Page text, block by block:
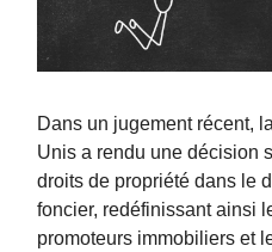
Dans un jugement récent,
Unis a rendu une décision
droits de propriété dans le
foncier, redéfinissant ainsi
promoteurs immobiliers et